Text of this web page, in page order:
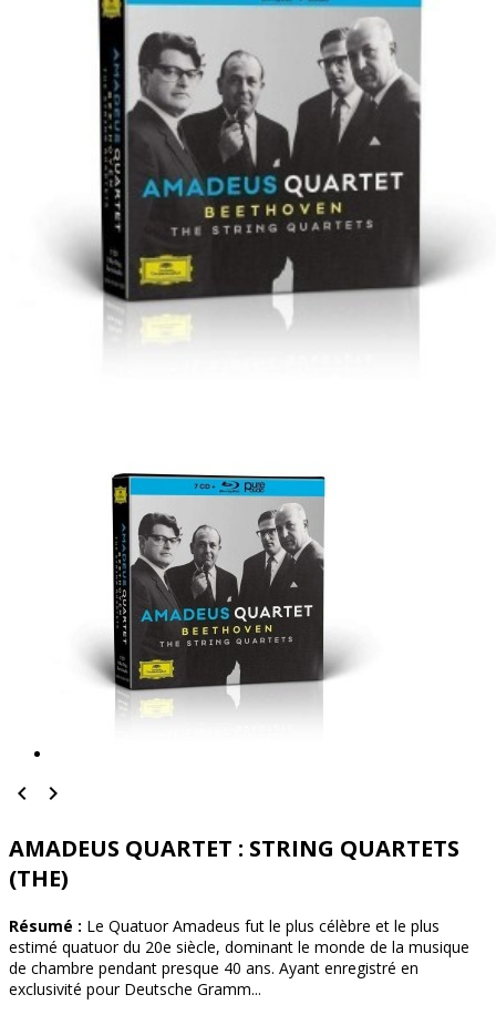
 
AMADEUS QUARTET : STRING QUARTETS
(THE)
Résumé : Le Quatuor Amadeus fut le plus célèbre et le plus
estimé quatuor du 20e siècle, dominant le monde de la musique
de chambre pendant presque 40 ans. Ayant enregistré en
exclusivité pour Deutsche Gramm...